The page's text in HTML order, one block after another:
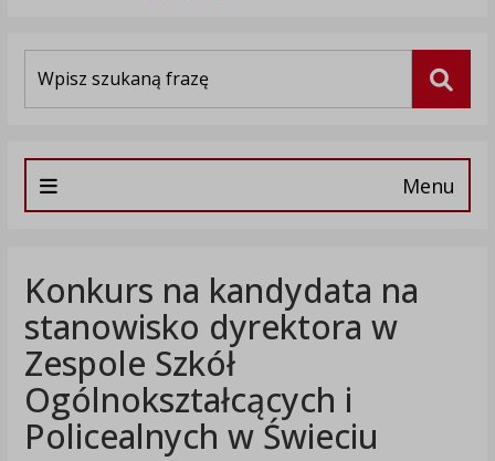
Menu
Konkurs na kandydata na
stanowisko dyrektora w
Zespole Szkół
Ogólnokształcących i
Policealnych w Świeciu